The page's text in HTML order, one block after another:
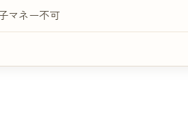
マネー不可